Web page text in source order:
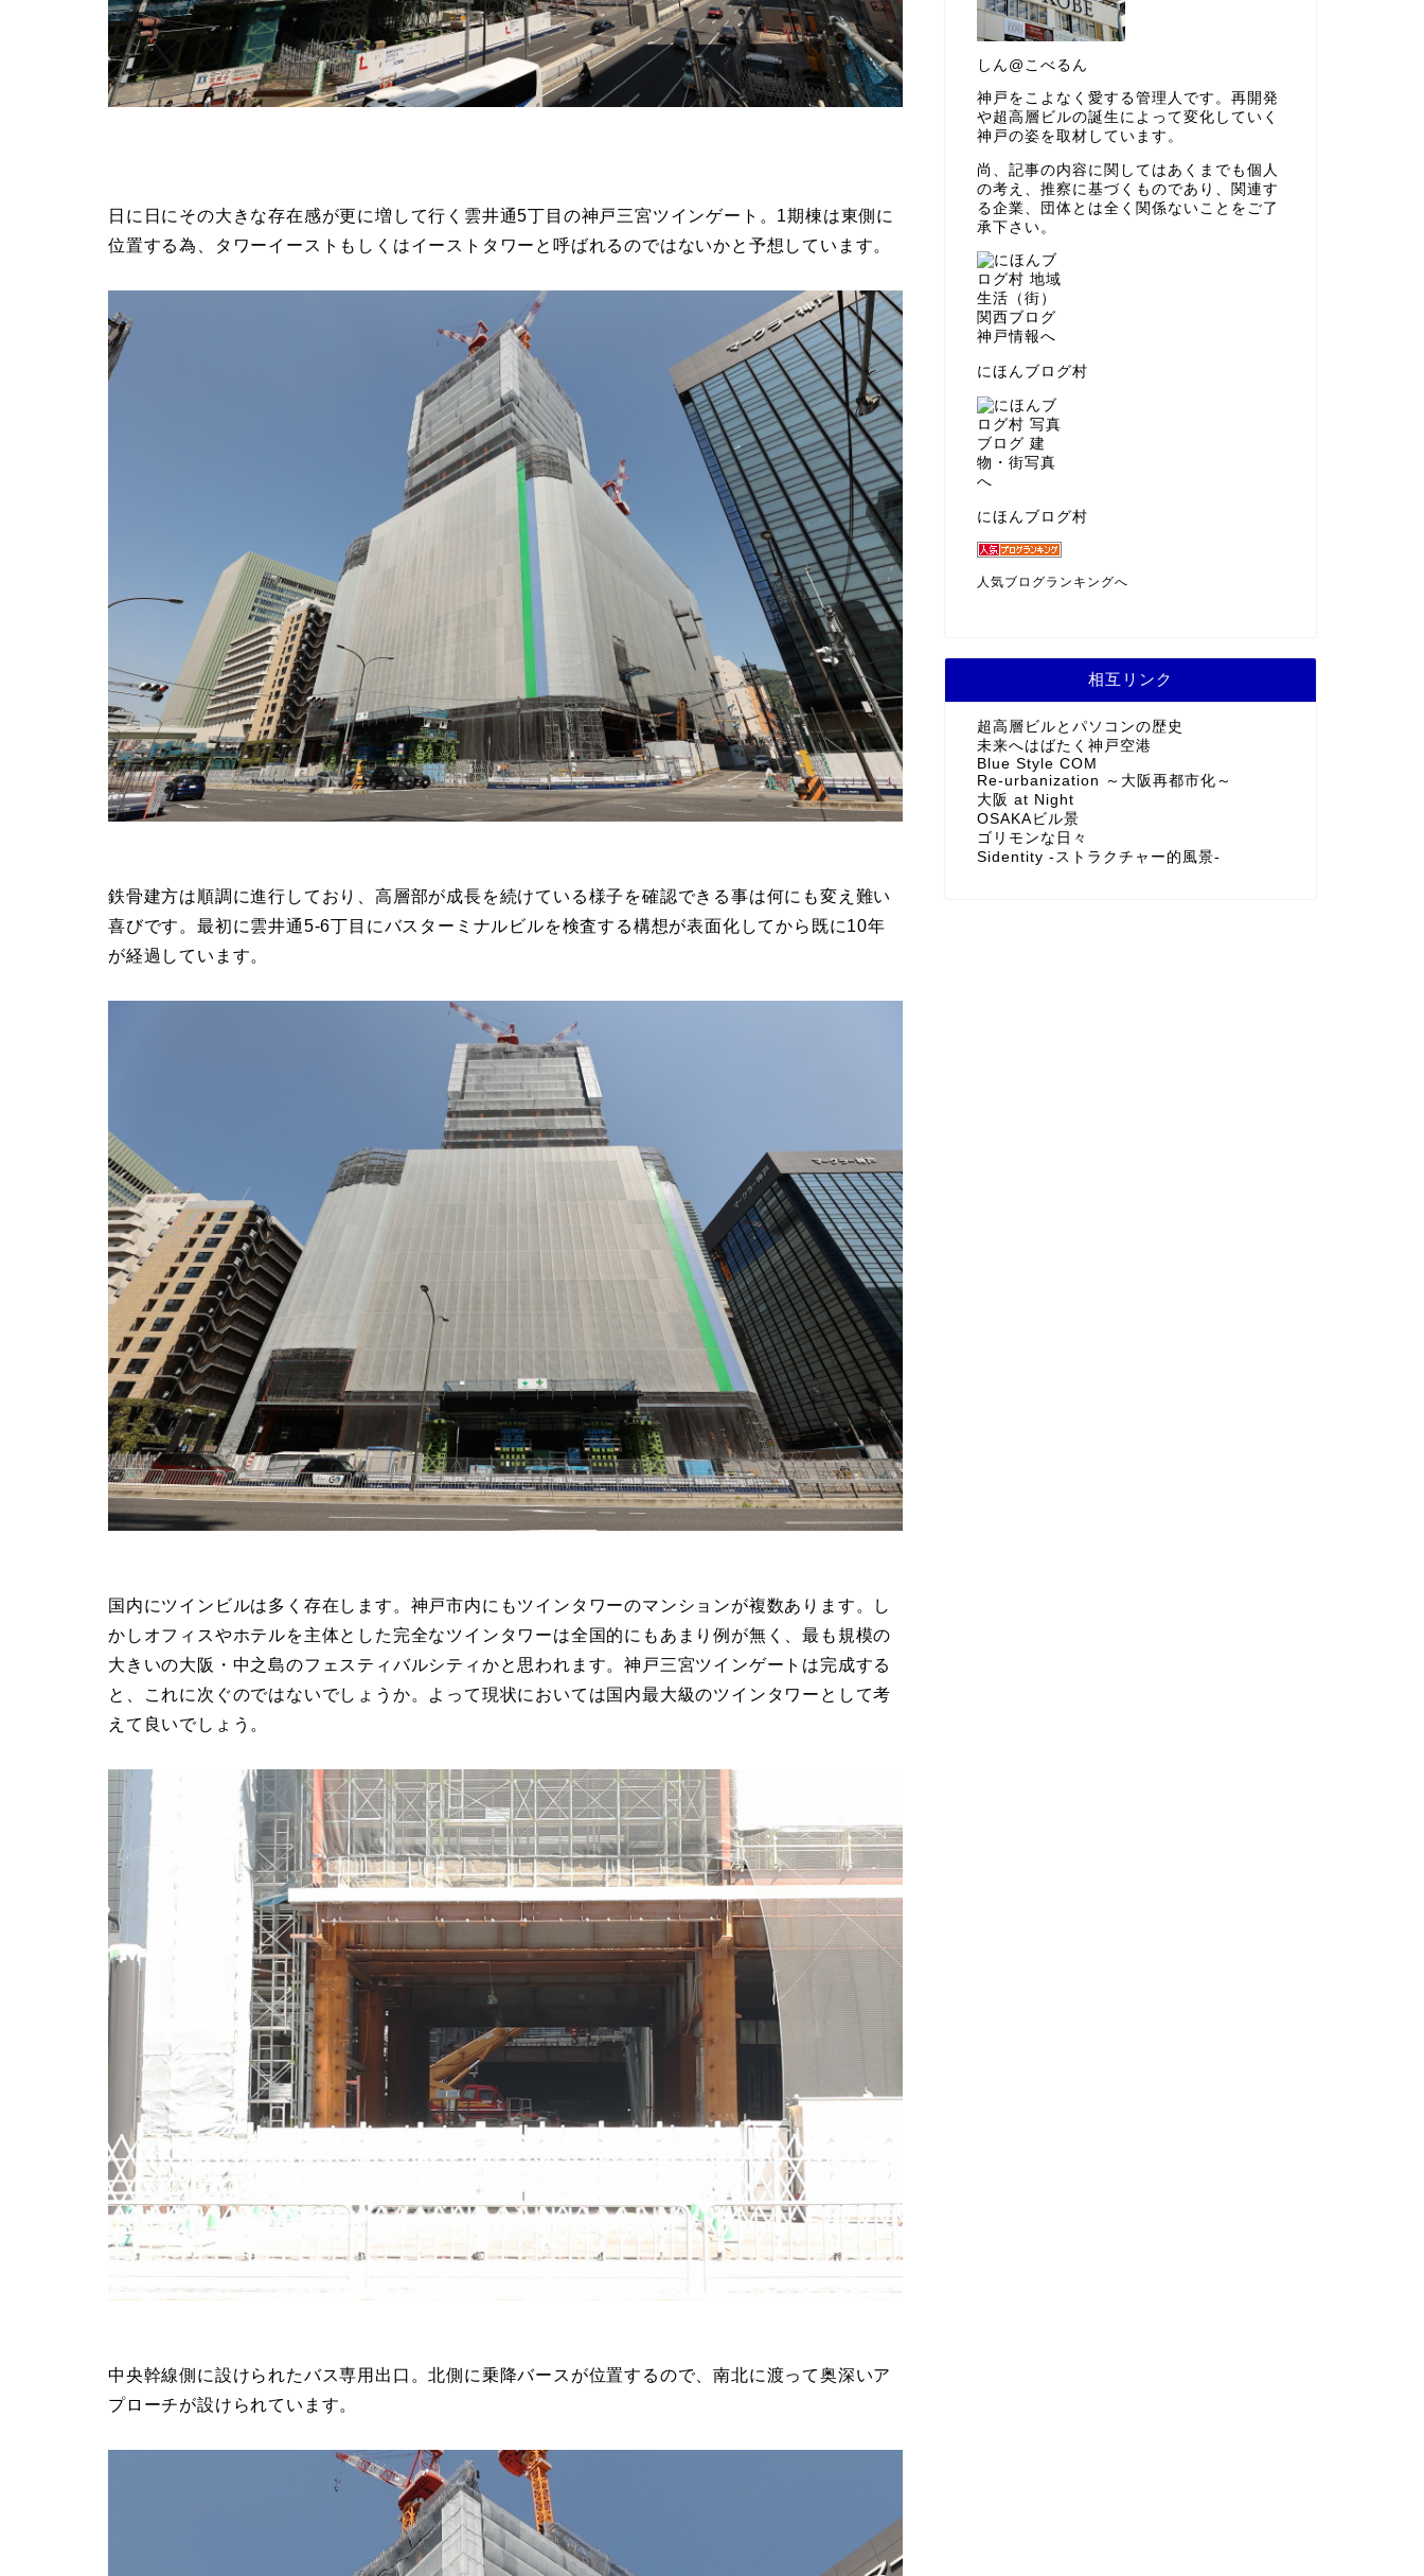
日に日にその大きな存在感が更に増して行く雲井通5丁目の神戸三宮ツインゲート。1期棟は東側に
位置する為、タワーイーストもしくはイーストタワーと呼ばれるのではないかと予想しています。
鉄骨建方は順調に進行しており、高層部が成長を続けている様子を確認できる事は何にも変え難い
喜びです。最初に雲井通5-6丁目にバスターミナルビルを検査する構想が表面化してから既に10年
が経過しています。
国内にツインビルは多く存在します。神戸市内にもツインタワーのマンションが複数あります。し
かしオフィスやホテルを主体とした完全なツインタワーは全国的にもあまり例が無く、最も規模の
大きいの大阪・中之島のフェスティバルシティかと思われます。神戸三宮ツインゲートは完成する
と、これに次ぐのではないでしょうか。よって現状においては国内最大級のツインタワーとして考
えて良いでしょう。
中央幹線側に設けられたバス専用出口。北側に乗降バースが位置するので、南北に渡って奥深いア
プローチが設けられています。
しん@こべるん
神戸をこよなく愛する管理人です。再開発
や超高層ビルの誕生によって変化していく
神戸の姿を取材しています。
尚、記事の内容に関してはあくまでも個人
の考え、推察に基づくものであり、関連す
る企業、団体とは全く関係ないことをご了
承下さい。
にほんブログ村
にほんブログ村
人気ブログランキングへ
相互リンク
超高層ビルとパソコンの歴史
未来へはばたく神戸空港
Blue Style COM
Re-urbanization ～大阪再都市化～
大阪 at Night
OSAKAビル景
ゴリモンな日々
Sidentity -ストラクチャー的風景-